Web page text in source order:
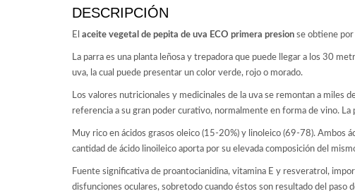
DESCRIPCIÓN
El aceite vegetal de pepita de uva ECO primera presion se obtiene
La parra es una planta leñosa y trepadora que puede llegar a los 30
uva, la cual puede presentar un color verde, rojo o morado.
Los valores nutricionales y medicinales de la uva se remontan a miles
referencia a su gran poder curativo, normalmente en forma de vino.
Muy rico en ácidos grasos oleico (15-20%) y linoleico (69-78). Ambos
cantidad de ácido linoileico aporta por su elevada composición del
Fuente significativa de proantocianidina, vitamina E y resveratrol,
disfunciones oculares, sobretodo cuando éstos son resultado del paso